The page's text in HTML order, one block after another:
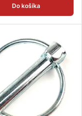
Do košíka